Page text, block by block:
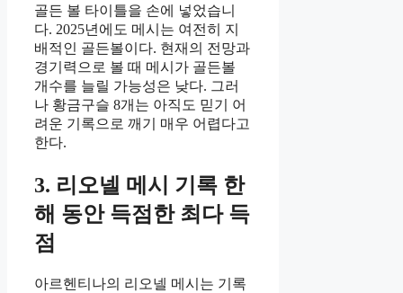
골든 볼 타이틀을 손에 넣었습니
다. 2025년에도 메시는 여전히 지
배적인 골든볼이다. 현재의 전망과
경기력으로 볼 때 메시가 골든볼
개수를 늘릴 가능성은 낮다. 그러
나 황금구슬 8개는 아직도 믿기 어
려운 기록으로 깨기 매우 어렵다고
한다.
3. 리오넬 메시 기록 한
해 동안 득점한 최다 득
점
아르헨티나의 리오넬 메시는 기록